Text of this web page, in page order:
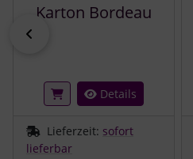
Karton Bordeau
Details
Lieferzeit: sofort
lieferbar